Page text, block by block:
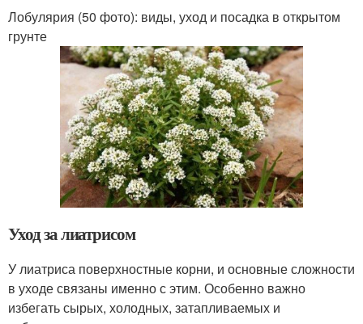
Лобулярия (50 фото): виды, уход и посадка в открытом
грунте
Уход за лиатрисом
У лиатриса поверхностные корни, и основные сложности
в уходе связаны именно с этим. Особенно важно
избегать сырых, холодных, затапливаемых и